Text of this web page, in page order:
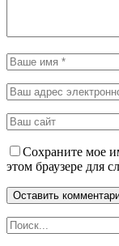
Сохраните мое
этом браузере для